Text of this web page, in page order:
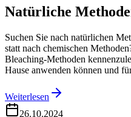
Natürliche
Suchen Sie nach natürlichen
statt nach chemischen
Bleaching-Methoden
Hause anwenden können und
Weiterlesen
26.10.2024